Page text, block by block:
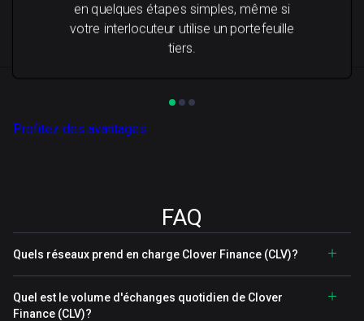
en quelques étapes simples, même si
votre interlocuteur utilise un portefeuille
tiers.
Profitez des avantages
FAQ
Quels réseaux prend en charge Clover Finance (CLV)?
Quel est le volume d'échanges quotidien de Clover
Finance (CLV)?